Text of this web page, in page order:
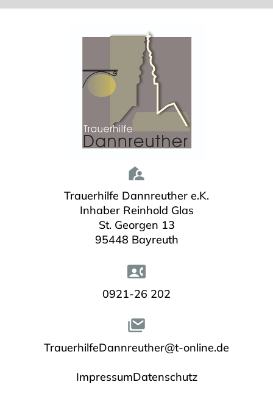
Trauerhilfe Dannreuther e.K.
Inhaber Reinhold Glas
St. Georgen 13
95448 Bayreuth
0921-26 202
TrauerhilfeDannreuther@t-online.de
ImpressumDatenschutz